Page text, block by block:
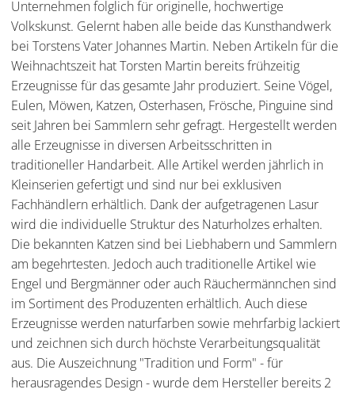
Unternehmen folglich für originelle, hochwertige
Volkskunst. Gelernt haben alle beide das Kunsthandwerk
bei Torstens Vater Johannes Martin. Neben Artikeln für die
Weihnachtszeit hat Torsten Martin bereits frühzeitig
Erzeugnisse für das gesamte Jahr produziert. Seine Vögel,
Eulen, Möwen, Katzen, Osterhasen, Frösche, Pinguine sind
seit Jahren bei Sammlern sehr gefragt. Hergestellt werden
alle Erzeugnisse in diversen Arbeitsschritten in
traditioneller Handarbeit. Alle Artikel werden jährlich in
Kleinserien gefertigt und sind nur bei exklusiven
Fachhändlern erhältlich. Dank der aufgetragenen Lasur
wird die individuelle Struktur des Naturholzes erhalten.
Die bekannten Katzen sind bei Liebhabern und Sammlern
am begehrtesten. Jedoch auch traditionelle Artikel wie
Engel und Bergmänner oder auch Räuchermännchen sind
im Sortiment des Produzenten erhältlich. Auch diese
Erzeugnisse werden naturfarben sowie mehrfarbig lackiert
und zeichnen sich durch höchste Verarbeitungsqualität
aus. Die Auszeichnung "Tradition und Form" - für
herausragendes Design - wurde dem Hersteller bereits 2